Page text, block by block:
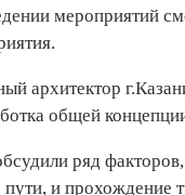
мероприятий
архитектор
общей
ряд
и прохождение